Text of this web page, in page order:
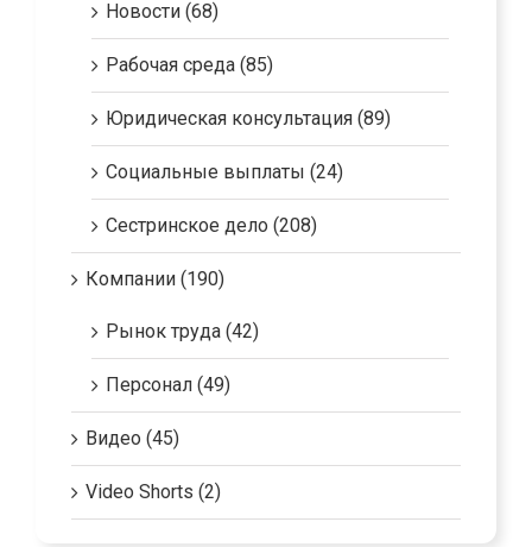
Новости (68)
Рабочая среда (85)
Юридическая консультация (89)
Социальные выплаты (24)
Сестринское дело (208)
Компании (190)
Рынок труда (42)
Персонал (49)
Видео (45)
Video Shorts (2)